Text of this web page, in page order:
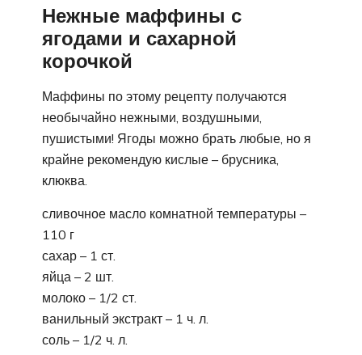
Нежные маффины с
ягодами и сахарной
корочкой
Маффины по этому рецепту получаются
необычайно нежными, воздушными,
пушистыми! Ягоды можно брать любые, но я
крайне рекомендую кислые – брусника,
клюква.
сливочное масло комнатной температуры –
110 г
сахар – 1 ст.
яйца – 2 шт.
молоко – 1/2 ст.
ванильный экстракт – 1 ч. л.
соль – 1/2 ч. л.